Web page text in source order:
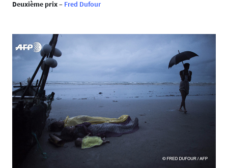
Deuxième prix– Fred Dufour